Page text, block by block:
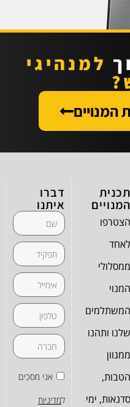
למנהיגי
המנויים
תכנית
המנויים
הצטרפו
לאחד
ממסלולי
המנוי
המשתלמים
שלנו ותהנו
ממגוון
הטבות,
סדנאות, ימי
דברו
איתנו
אני מסכים
למדיניות